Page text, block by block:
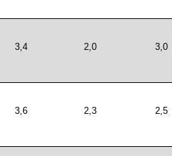
3,4 2,0 3,0
3,6 2,3 2,5